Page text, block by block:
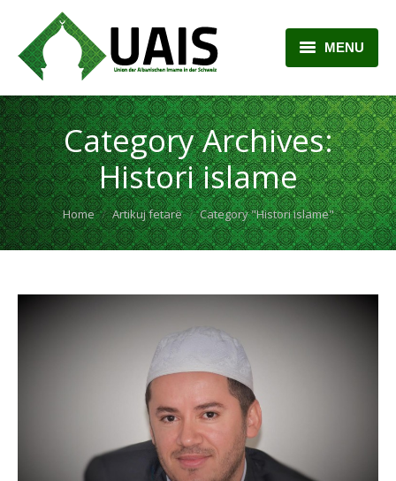
MENU
BALLINA
RRETH NESH
LAJME
ARTIKUJ
Category Archives:
Histori islame
You are here:
Home Artikuj fetarë Category "Histori islame"